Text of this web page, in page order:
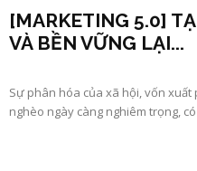
[MARKETING 5.0]
VÀ BỀN VỮNG LẠI...
Sự phân hóa của xã hội, vốn
nghèo ngày càng nghiêm trọng, có